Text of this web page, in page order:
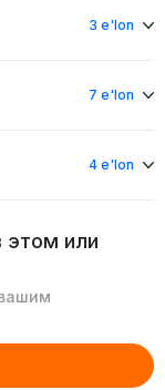
3 e'lon
7 e'lon
4 e'lon
этом или